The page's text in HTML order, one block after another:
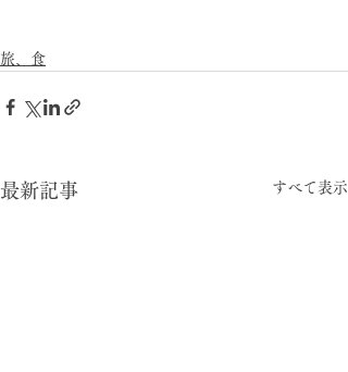
旅、食
最新記事 すべて表示